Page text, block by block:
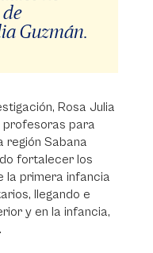
Guzmán.
Rosa Julia
profesoras para
región Sabana
fortalecer los
la primera infancia
llegando e
y en la infancia,